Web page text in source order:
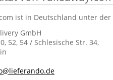
ist in Deutschland unter
GmbH
52, 54 / Schlesische Str. 34,